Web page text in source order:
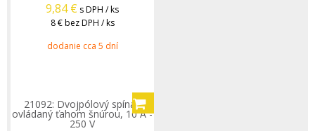
9,84 € s DPH / ks
8 € bez DPH / ks
dodanie cca 5 dní
21092: Dvojpólový spínač
ovládaný ťahom šnúrou, 10 A -
250 V